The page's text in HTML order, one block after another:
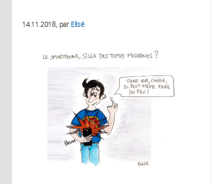
14.11.2018, par Ellsé